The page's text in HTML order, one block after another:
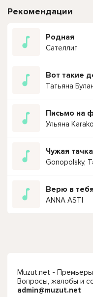
Рекомендации
Родная
Сателлит
Вот такие
Татьяна
Письмо на
Ульяна
Чужая тачка
Gonopolsky,
Верю в
ANNA ASTI
Muzut.net -
Вопросы, жалобы и
admin@muzut.net